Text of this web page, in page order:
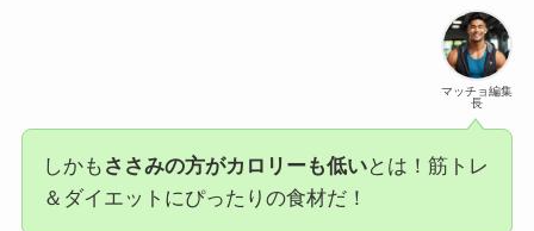
マッチョ編集
長
しかも ささみの方がカロリーも低いとは！筋トレ
＆ダイエットにぴったりの食材だ！